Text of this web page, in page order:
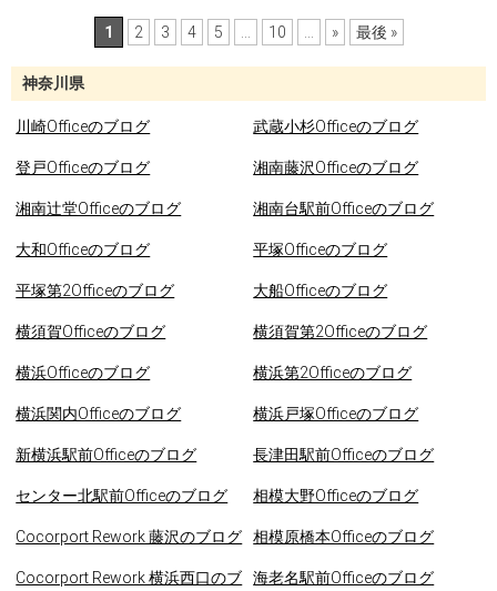
神奈川県
川崎Officeのブログ 武蔵小杉Officeのブログ
登戸Officeのブログ 湘南藤沢Officeのブログ
湘南辻堂Officeのブログ 湘南台駅前Officeのブログ
大和Officeのブログ 平塚Officeのブログ
平塚第2Officeのブログ 大船Officeのブログ
横須賀Officeのブログ 横須賀第2Officeのブログ
横浜Officeのブログ 横浜第2Officeのブログ
横浜関内Officeのブログ 横浜戸塚Officeのブログ
新横浜駅前Officeのブログ 長津田駅前Officeのブログ
センター北駅前Officeのブログ 相模大野Officeのブログ
Cocorport Rework 藤沢のブログ 相模原橋本Officeのブログ
Cocorport Rework 横浜西口のブ
海老名駅前Officeのブログ
1 2 3 4 5 10 » 最後 »